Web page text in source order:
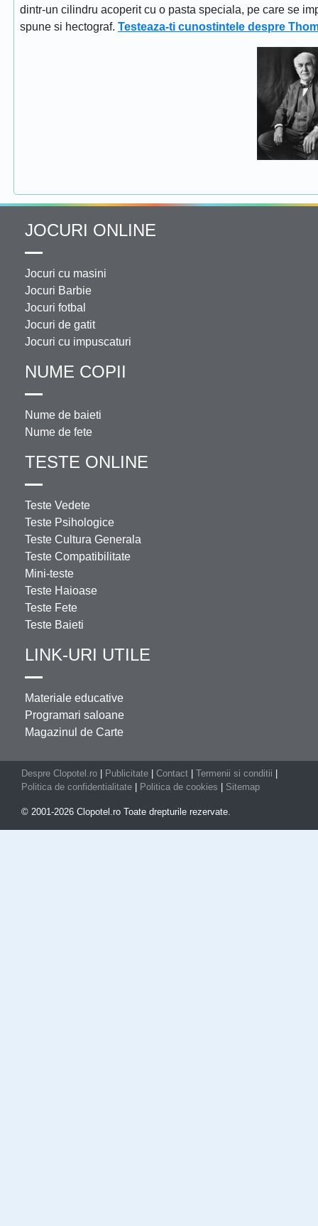
dintr-un cilindru acoperit cu o pasta speciala, pe care se
spune si hectograf. Testeaza-ti cunostintele despre
JOCURI ONLINE
Jocuri cu masini
Jocuri Barbie
Jocuri fotbal
Jocuri de gatit
Jocuri cu impuscaturi
NUME COPII
Nume de baieti
Nume de fete
TESTE ONLINE
Teste Vedete
Teste Psihologice
Teste Cultura Generala
Teste Compatibilitate
Mini-teste
Teste Haioase
Teste Fete
Teste Baieti
LINK-URI UTILE
Materiale educative
Programari saloane
Magazinul de Carte
Despre Clopotel.ro Publicitate Contact Termenii si conditii
Politica de confidentialitate
Politica de cookies Sitemap
© 2001-2026 Clopotel.ro Toate drepturile rezervate.